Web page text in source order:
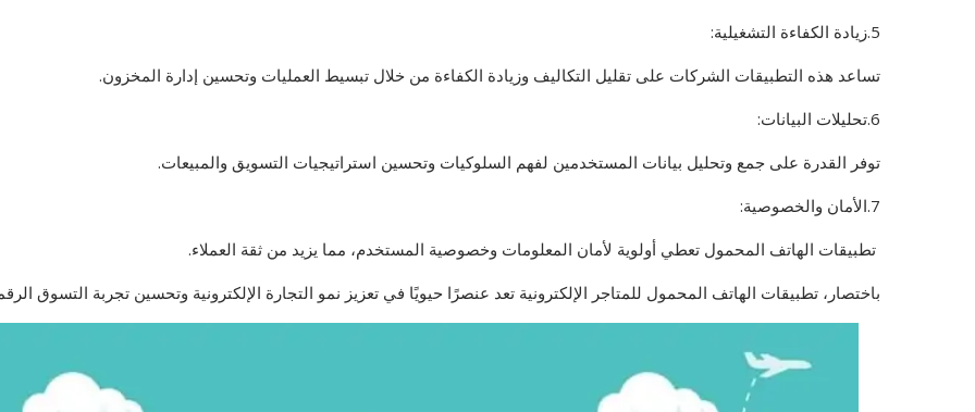
5.زيادة الكفاءة التشغيلية:
تساعد هذه التطبيقات الشركات على تقليل التكاليف وزيادة الكفاءة من خلال تبسيط العمليات وتحسين إدارة المخزون.
6.تحليلات البيانات:
توفر القدرة على جمع وتحليل بيانات المستخدمين لفهم السلوكيات وتحسين استراتيجيات التسويق والمبيعات.
7.الأمان والخصوصية:
تطبيقات الهاتف المحمول تعطي أولوية لأمان المعلومات وخصوصية المستخدم، مما يزيد من ثقة العملاء.
باختصار، تطبيقات الهاتف المحمول للمتاجر الإلكترونية تعد عنصرًا حيويًا في تعزيز نمو التجارة الإلكترونية وتحسين تجربة التسوق